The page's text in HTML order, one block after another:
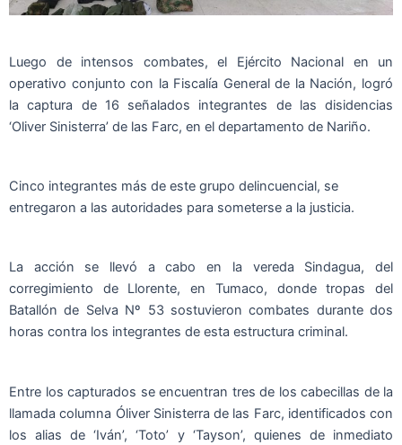
Luego de intensos combates, el Ejército Nacional en un
operativo conjunto con la Fiscalía General de la Nación, logró
la captura de 16 señalados integrantes de las disidencias
‘Oliver Sinisterra’ de las Farc, en el departamento de Nariño.
Cinco integrantes más de este grupo delincuencial, se
entregaron a las autoridades para someterse a la justicia.
La acción se llevó a cabo en la vereda Sindagua, del
corregimiento de Llorente, en Tumaco, donde tropas del
Batallón de Selva Nº 53 sostuvieron combates durante dos
horas contra los integrantes de esta estructura criminal.
Entre los capturados se encuentran tres de los cabecillas de la
llamada columna Óliver Sinisterra de las Farc, identificados con
los alias de ‘Iván’, ‘Toto’ y ‘Tayson’, quienes de inmediato